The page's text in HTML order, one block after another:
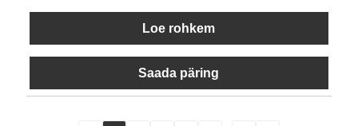
Loe rohkem
Saada päring